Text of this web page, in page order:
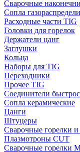
Сварочные
Сопла
Расходные части TIG
Головки для горелок
Держатели цанг
Заглушки
Кольца
Наборы для TIG
Переходники
Прочее TIG
Соединители
Сопла керамические
Цанги
Штуцеры
Сварочные горелки
Плазмотроны CUT
Сварочные горелки